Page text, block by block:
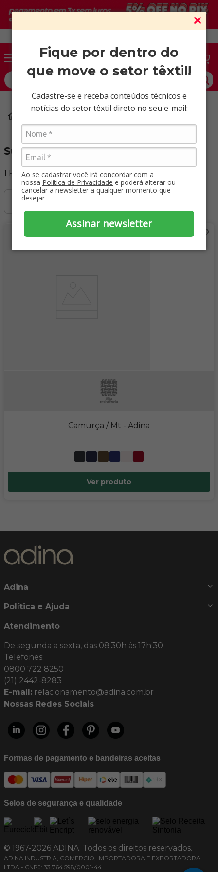
Fique por dentro do
que move o setor têxtil!
Cadastre-se e receba conteúdos técnicos e
notícias do setor têxtil direto no seu e-mail:
Ao se cadastrar você irá concordar com a
nossa Política de Privacidade e poderá alterar ou
cancelar a newsletter a qualquer momento que
desejar.
Assinar newsletter
O que você procura?
Suede
1 Produto
Camurça / Mt - Adina
Ver produto
Adina
Política e Ajuda
Atendimento
De segunda a sexta, das 08:30h às 17h:30
Telefones:
0800 722 8250
(21) 2442-8283
E-mail: relacionamento@adina.com.br
Nossas Redes Sociais
Formas de pagamento e bandeiras aceitas
Selos de segurança e qualidade
© 1967-2026 ADINA. Todos os direitos reservados.
ADINA INDUSTRIA, COMERCIO, IMPORTADORA E EXPORTADORA
LTDA - CNPJ: 33.764.598/0001-44.